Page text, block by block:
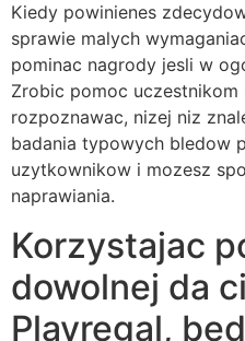
Kiedy powinienes
sprawie malych
pominac nagrody jesli w
Zrobic pomoc
rozpoznawac, nizej niz
badania typowych bledow
uzytkownikow i mozesz
naprawiania.
Korzystajac
dowolnej da
Playregal,